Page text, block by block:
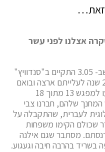
זאת…
אצלנו לפני עשר
» אילנה מרינובסקי דיווחה לנו אז שב- 3.05 התקיים ב"סנדוויץ"
מפגש של קבוצת "צופית" לציון 20 שנה לעלייתם ארצה ובואם
לשריד במסגרת עליית הנוער. הגיעו למפגש 13 מתוך 18
שלהם, חברנו צבי
לעברית, שהתקבלה על
שכולם הקימו משפחות
מסתבר שגם אילנה
בשריד בהרבה חיבה וגעגוע.